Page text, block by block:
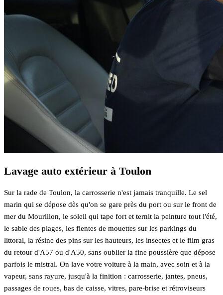
Lavage auto extérieur à Toulon
Sur la rade de Toulon, la carrosserie n'est jamais tranquille. Le sel
marin qui se dépose dès qu'on se gare près du port ou sur le front de
mer du Mourillon, le soleil qui tape fort et ternit la peinture tout l'été,
le sable des plages, les fientes de mouettes sur les parkings du
littoral, la résine des pins sur les hauteurs, les insectes et le film gras
du retour d'A57 ou d'A50, sans oublier la fine poussière que dépose
parfois le mistral. On lave votre voiture à la main, avec soin et à la
vapeur, sans rayure, jusqu'à la finition : carrosserie, jantes, pneus,
passages de roues, bas de caisse, vitres, pare-brise et rétroviseurs